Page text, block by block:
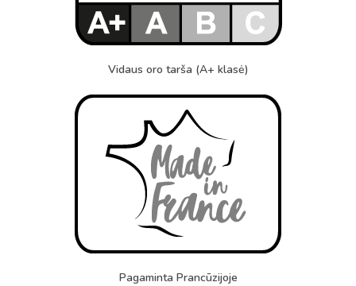
Vidaus oro tarša (A+ klasė)
Pagaminta Prancūzijoje